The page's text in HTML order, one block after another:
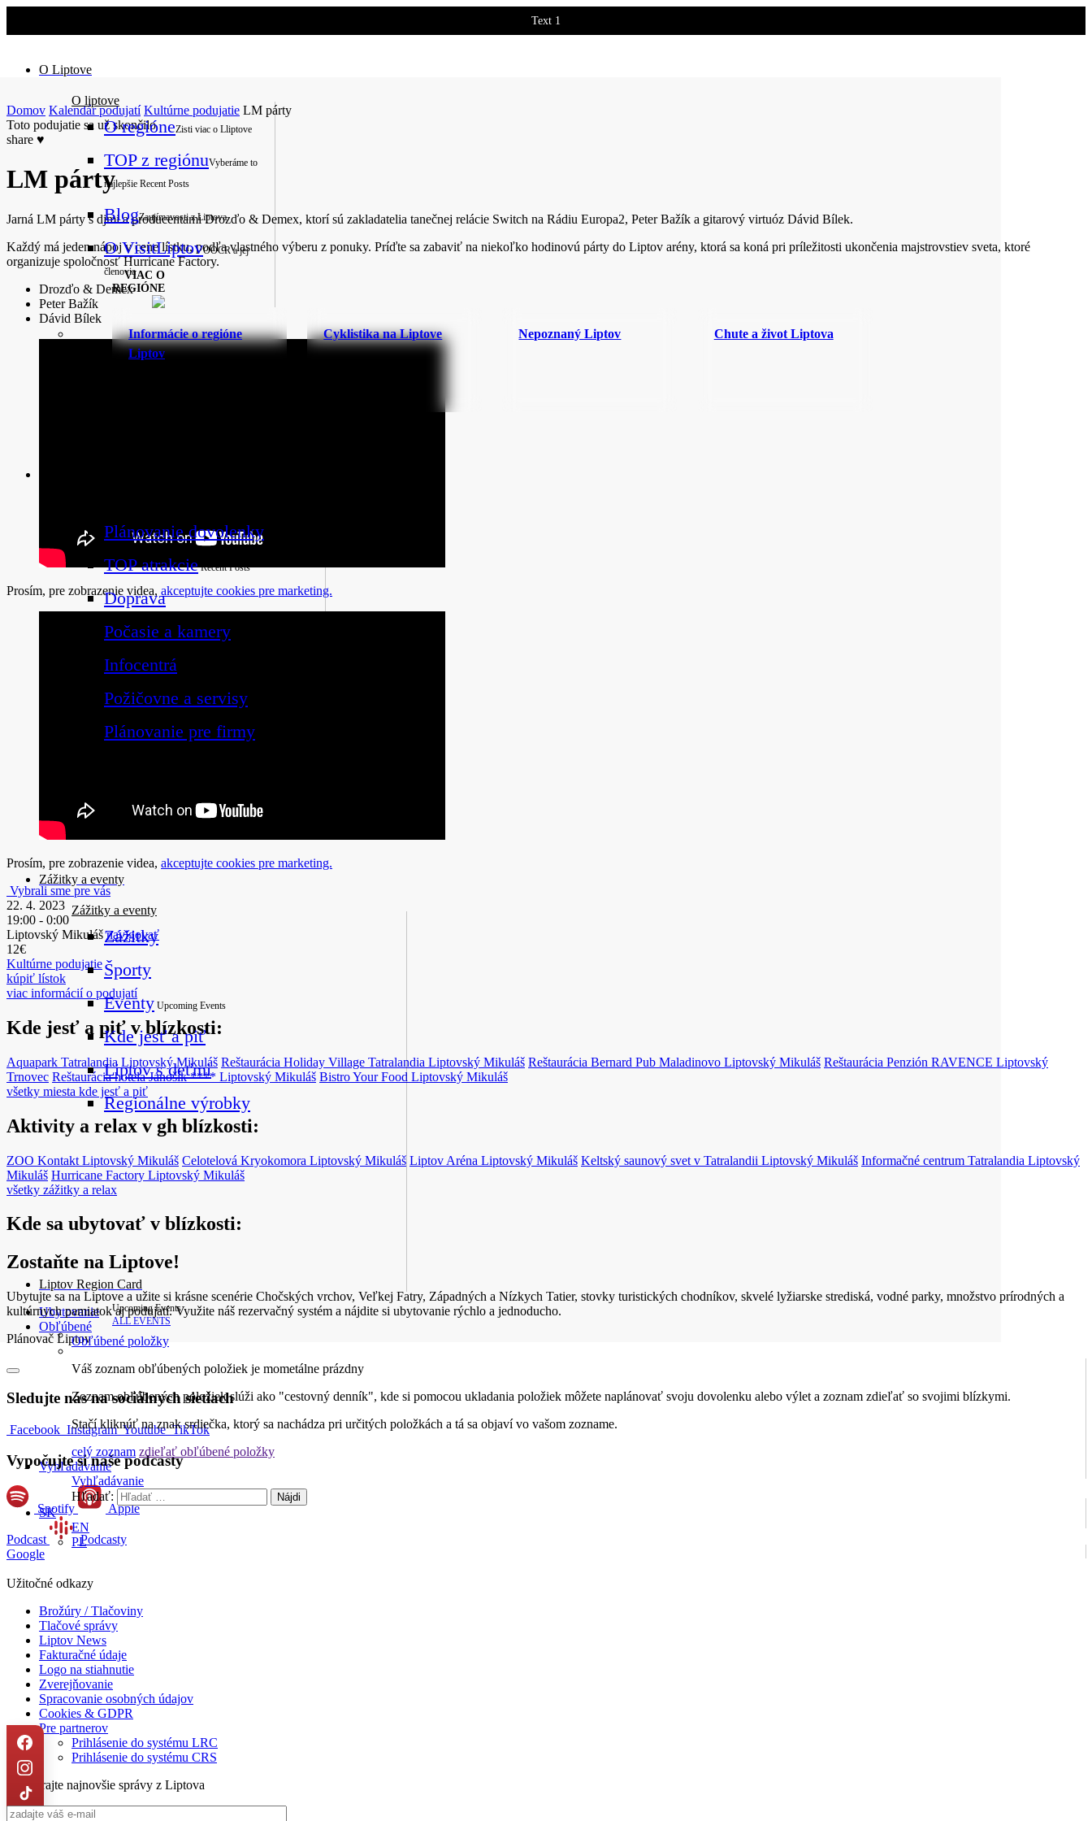
Text 1
O Liptove
O liptove
O regióneZisti viac o Lliptove
TOP z regiónuVyberáme to
najlepšie Recent Posts
BlogZaujímavosti z Liptova
O VisitLiptovOOCR a jej
členovia
Informácie o regióne
Liptov
Cyklistika na Liptove Nepoznaný Liptov Chute a život Liptova
VIAC O
REGIÓNE
Plánovanie dovolenky
TOP atrakcie Recent Posts
Doprava
Počasie a kamery
Infocentrá
Požičovne a servisy
Plánovanie pre firmy
Zážitky a eventy
Zážitky a eventy
Zážitky
Športy
Eventy Upcoming Events
Kde jesť a piť
Liptov s deťmi
Regionálne výrobky
Upcoming Events
ALL EVENTS
Liptov Region Card
Ubytovanie
Obľúbené
Obľúbené položky
Váš zoznam obľúbených položiek je mometálne prázdny
Zoznam obľúbených položiek slúži ako "cestovný denník", kde si pomocou ukladania položiek môžete naplánovať svoju dovolenku alebo výlet a zoznam zdieľať so svojimi blízkymi.
Stačí kliknúť na znak srdiečka, ktorý sa nachádza pri určitých položkách a tá sa objaví vo vašom zozname.
celý zoznam zdieľať obľúbené položky
Vyhľadávanie
Vyhľadávanie
Hľadať:
SK
EN
PL
Domov Kalendár podujatí Kultúrne podujatie LM párty
Toto podujatie sa už skončilo
share ♥
LM párty
Jarná LM párty s djmi a producentami Drozďo & Demex, ktorí sú zakladatelia tanečnej relácie Switch na Rádiu Europa2, Peter Bažík a gitarový virtuóz Dávid Bílek.
Každý má jeden nápoj v cene lístku, podľa vlastného výberu z ponuky. Príďte sa zabaviť na niekoľko hodinovú párty do Liptov arény, ktorá sa koná pri príležitosti ukončenia majstrovstiev sveta, ktoré
organizuje spoločnosť Hurricane Factory.
Drozďo & Demex
Peter Bažík
Dávid Bílek
Prosím, pre zobrazenie videa, akceptujte cookies pre marketing.
Prosím, pre zobrazenie videa, akceptujte cookies pre marketing.
Vybrali sme pre vás
22. 4. 2023
19:00 - 0:00
Liptovský Mikuláš navigovať
12€
Kultúrne podujatie
kúpiť lístok
viac informácií o podujatí
Kde jesť a piť v blízkosti:
Aquapark Tatralandia Liptovský Mikuláš Reštaurácia Holiday Village Tatralandia Liptovský Mikuláš Reštaurácia Bernard Pub Maladinovo Liptovský Mikuláš Reštaurácia Penzión RAVENCE Liptovský
Trnovec Reštaurácia hotela Jánošík **** Liptovský Mikuláš Bistro Your Food Liptovský Mikuláš
všetky miesta kde jesť a piť
Aktivity a relax v gh blízkosti:
ZOO Kontakt Liptovský Mikuláš Celotelová Kryokomora Liptovský Mikuláš Liptov Aréna Liptovský Mikuláš Keltský saunový svet v Tatralandii Liptovský Mikuláš Informačné centrum Tatralandia Liptovský
Mikuláš Hurricane Factory Liptovský Mikuláš
všetky zážitky a relax
Kde sa ubytovať v blízkosti:
Zostaňte na Liptove!
Ubytujte sa na Liptove a užite si krásne scenérie Chočských vrchov, Veľkej Fatry, Západných a Nízkych Tatier, stovky turistických chodníkov, skvelé lyžiarske strediská, vodné parky, množstvo prírodných a
kultúrnych pamiatok aj podujatí. Využite náš rezervačný systém a nájdite si ubytovanie rýchlo a jednoducho.
Plánovač Liptov
Sledujte nás na sociálnych sietiach
Facebook Instagram Youtube TikTok
Vypočujte si naše podcasty
Spotify Apple
Podcast
Podcasty
Google
Užitočné odkazy
Brožúry / Tlačoviny
Tlačové správy
Liptov News
Fakturačné údaje
Logo na stiahnutie
Zverejňovanie
Spracovanie osobných údajov
Cookies & GDPR
Pre partnerov
Prihlásenie do systému LRC
Prihlásenie do systému CRS
Odoberajte najnovšie správy z Liptova